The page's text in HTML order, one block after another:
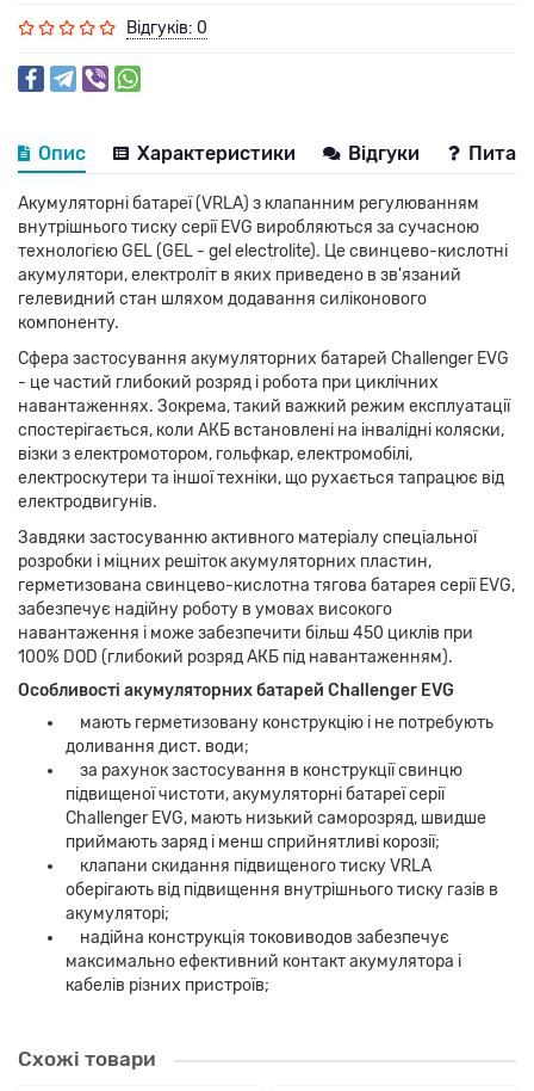
Відгуків: 0
Опис Характеристики Відгуки
Акумуляторні батареї (VRLA) з клапанним регулюванням
внутрішнього тиску серії EVG виробляються за сучасною
технологією GEL (GEL - gel electrolite). Це свинцево-кислотні
акумулятори, електроліт в яких приведено в зв'язаний
гелевидний стан шляхом додавання силіконового
компоненту.
Сфера застосування акумуляторних батарей Challenger EVG
- це частий глибокий розряд і робота при циклічних
навантаженнях. Зокрема, такий важкий режим експлуатації
спостерігається, коли АКБ встановлені на інвалідні коляски,
візки з електромотором, гольфкар, електромобілі,
електроскутери та іншої техніки, що рухається тапрацює від
електродвигунів.
Завдяки застосуванню активного матеріалу спеціальної
розробки і міцних решіток акумуляторних пластин,
герметизована свинцево-кислотна тягова батарея серії EVG,
забезпечує надійну роботу в умовах високого
навантаження і може забезпечити більш 450 циклів при
100% DOD (глибокий розряд АКБ під навантаженням).
Особливості акумуляторних батарей Challenger EVG
мають герметизовану конструкцію і не потребують
доливання дист. води;
за рахунок застосування в конструкції свинцю
підвищеної чистоти, акумуляторні батареї серії
Challenger EVG, мають низький саморозряд, швидше
приймають заряд і менш сприйнятливі корозії;
клапани скидання підвищеного тиску VRLA
оберігають від підвищення внутрішнього тиску газів в
акумуляторі;
надійна конструкція токовиводов забезпечує
максимально ефективний контакт акумулятора і
кабелів різних пристроїв;
Схожі товари